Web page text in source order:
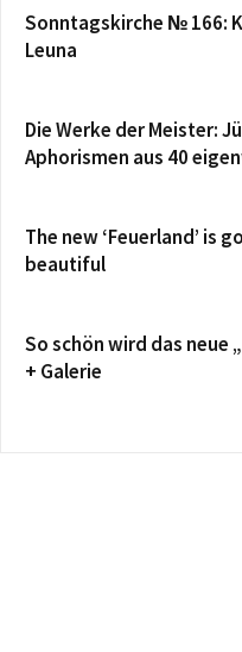
Sonntagskirche № 166:
Leuna
Die Werke der Meister:
Aphorismen aus 40
The new ‘Feuerland’ is
beautiful
So schön wird das neue
+ Galerie